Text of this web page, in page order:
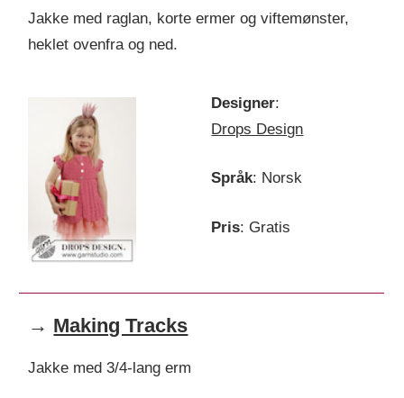
Jakke med raglan, korte ermer og viftemønster,
heklet ovenfra og ned.
Designer:
Drops Design
Språk: Norsk
Pris: Gratis
→ Making Tracks
Jakke med 3/4-lang erm